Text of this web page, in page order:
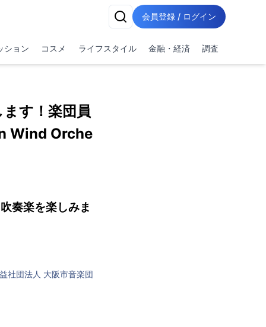
会員登録 / ログイン
ション コスメ ライフスタイル 金融・経済 調査
す！楽団員
Wind Orche
奏楽を楽しみま
社団法人 大阪市音楽団